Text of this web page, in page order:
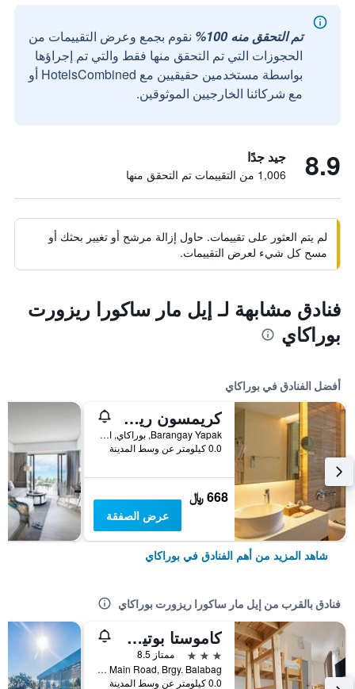
تم التحقق منه 100%
نقوم بجمع وعرض التقييمات من
الحجوزات التي تم التحقق منها فقط والتي تم إجراؤها
بواسطة مستخدمين حقيقيين مع HotelsCombined أو
مع شركائنا الخارجيين الموثوقين.
8.9 جيد جدًا
1,006 من التقييمات تم التحقق منها
لم يتم العثور على تقييمات. حاول إزالة مرشح أو تغيير بحثك أو
مسح كل شيء لعرض التقييمات.
فنادق مشابهة لـ إيل مار ساكورا ريزورت
بوراكاي
أفضل الفنادق في بوراكاي
كريمسون ريزورت آند سبا بوراكاي
Barangay Yapak, بوراكاي, الفلبين
0.0 كيلومتر عن وسط المدينة
668 ﷼
عرض الصفقة
شاهد المزيد من أهم الفنادق في بوراكاي
فنادق بالقرب من إيل مار ساكورا ريزورت بوراكاي
كاموستا بوتيك هوتل
3 نجوم
ممتاز 8.5
Station 1, Main Road, Brgy. Balabag, بوراكاي, الفلبين
0.0 كيلومتر عن وسط المدينة